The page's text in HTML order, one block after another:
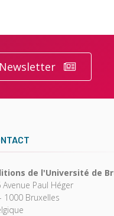
Newsletter
de l'Université de
Avenue Paul Héger
1000 Bruxelles